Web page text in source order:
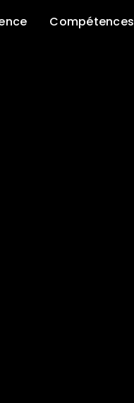
Compétences